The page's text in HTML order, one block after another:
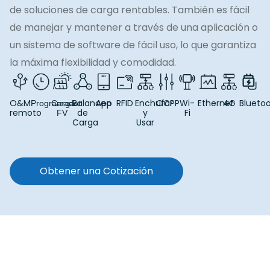
de soluciones de carga rentables. También es fácil
de manejar y mantener a través de una aplicación o
un sistema de software de fácil uso, lo que garantiza
la máxima flexibilidad y comodidad.
O&M
remoto
Programador
Carga
FV
Balanceo
de
Carga
App RFID Enchufar
y
Usar
OCPPWi-
Fi
Ethernet
4G
Obtener una Cotización